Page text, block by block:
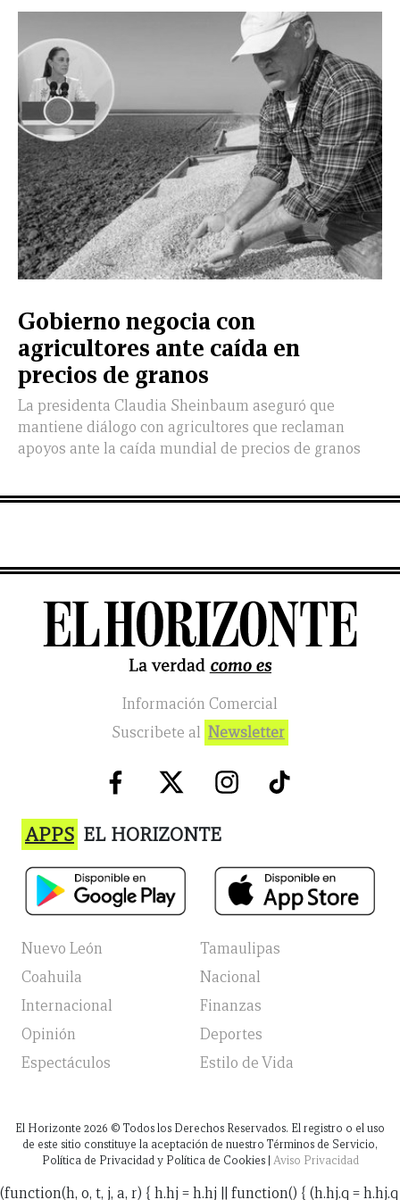
Gobierno negocia con
agricultores ante caída en
precios de granos
La presidenta Claudia Sheinbaum aseguró que
mantiene diálogo con agricultores que reclaman
apoyos ante la caída mundial de precios de granos
Información Comercial
Suscribete al Newsletter
APPS EL HORIZONTE
Nuevo León
Tamaulipas
Coahuila
Nacional
Internacional
Finanzas
Opinión
Deportes
Espectáculos
Estilo de Vida
El Horizonte 2026 © Todos los Derechos Reservados. El registro o el uso
de este sitio constituye la aceptación de nuestro Términos de Servicio,
Política de Privacidad y Política de Cookies | Aviso Privacidad
(function(h, o, t, j, a, r) { h.hj = h.hj || function() { (h.hj.q = h.hj.q